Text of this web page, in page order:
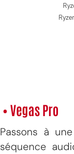
• Vegas Pro
Passons à
séquence